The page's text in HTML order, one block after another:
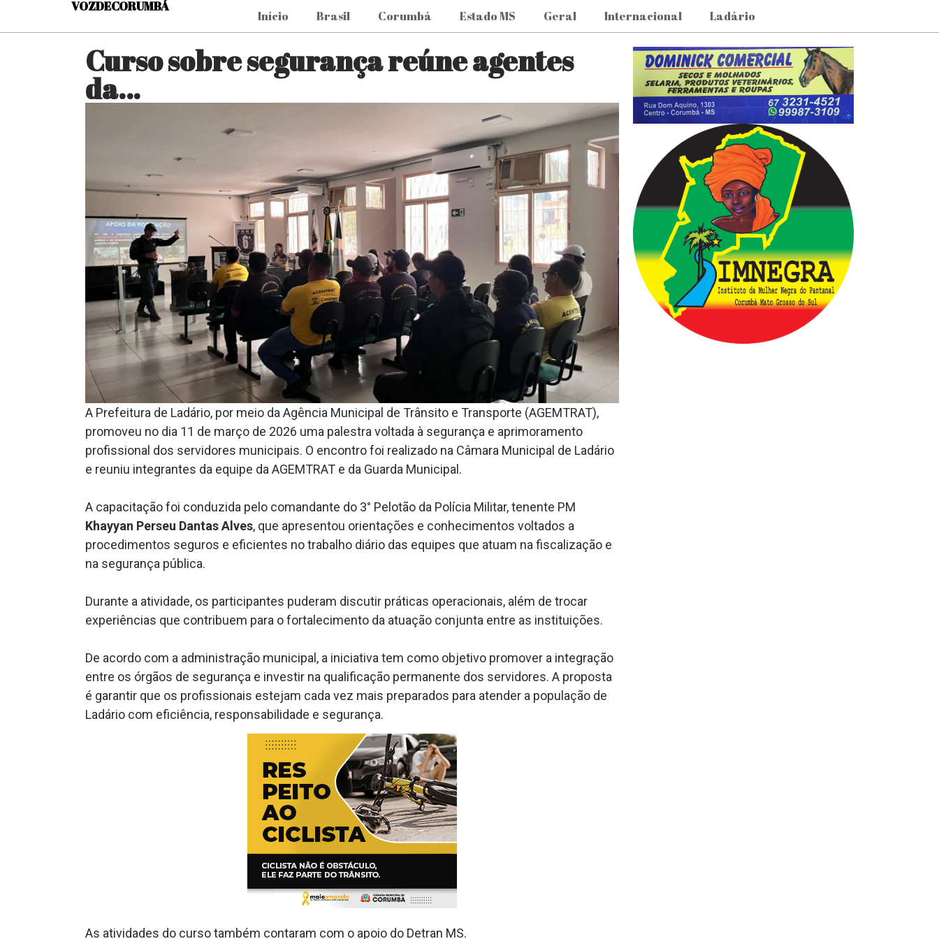
VOZDECORUMBÁ
Início Brasil Corumbá Estado MS Geral Internacional Ladário
Curso sobre segurança reúne agentes
da…
A Prefeitura de Ladário, por meio da Agência Municipal de Trânsito e Transporte (AGEMTRAT),
promoveu no dia 11 de março de 2026 uma palestra voltada à segurança e aprimoramento
profissional dos servidores municipais. O encontro foi realizado na Câmara Municipal de Ladário
e reuniu integrantes da equipe da AGEMTRAT e da Guarda Municipal.
A capacitação foi conduzida pelo comandante do 3° Pelotão da Polícia Militar, tenente PM
Khayyan Perseu Dantas Alves, que apresentou orientações e conhecimentos voltados a
procedimentos seguros e eficientes no trabalho diário das equipes que atuam na fiscalização e
na segurança pública.
Durante a atividade, os participantes puderam discutir práticas operacionais, além de trocar
experiências que contribuem para o fortalecimento da atuação conjunta entre as instituições.
De acordo com a administração municipal, a iniciativa tem como objetivo promover a integração
entre os órgãos de segurança e investir na qualificação permanente dos servidores. A proposta
é garantir que os profissionais estejam cada vez mais preparados para atender a população de
Ladário com eficiência, responsabilidade e segurança.
As atividades do curso também contaram com o apoio do Detran MS.